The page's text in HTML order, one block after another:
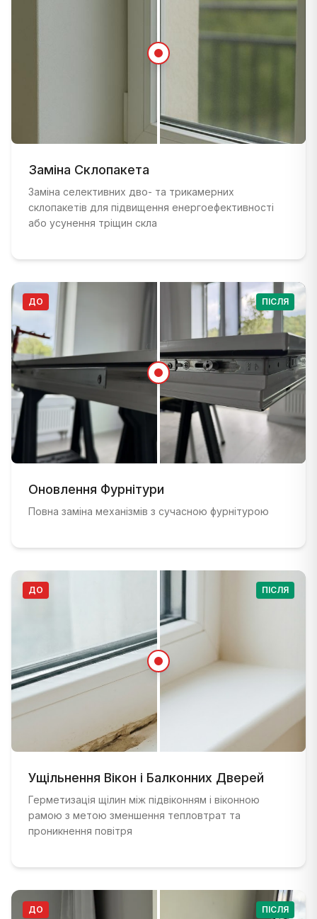
ПІСЛЯ:Сучасне вікно з подвійним склінням та
Заміна Склопакета
Заміна селективних дво- та трикамерних
склопакетів для підвищення енергоефективності
або усунення тріщин скла
ДО ПІСЛЯ
ПІСЛЯ:Сучасна віконна рама з новою ізоляцією та
Оновлення Фурнітури
Повна заміна механізмів з сучасною фурнітурою
ДО ПІСЛЯ
ПІСЛЯ:Правильно герметизовані балконні двері з
Ущільнення Вікон і Балконних Дверей
Герметизація щілин між підвіконням і віконною
рамою з метою зменшення тепловтрат та
проникнення повітря
ДО ПІСЛЯ